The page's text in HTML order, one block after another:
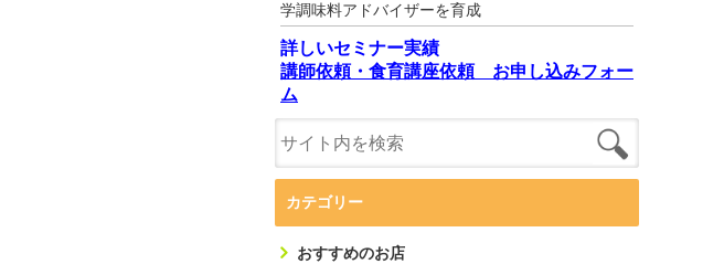
学調味料アドバイザーを育成
詳しいセミナー実績
講師依頼・食育講座依頼 お申し込みフォー
ム
カテゴリー
おすすめのお店